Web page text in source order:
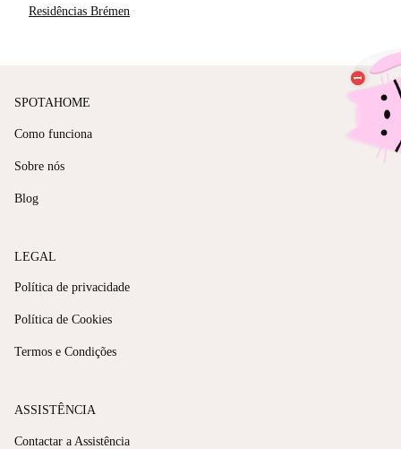
Residências Brémen
SPOTAHOME
Como funciona
Sobre nós
Blog
LEGAL
Política de privacidade
Política de Cookies
Termos e Condições
ASSISTÊNCIA
Contactar a Assistência